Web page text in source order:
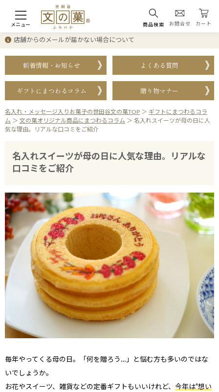
メニュー 商品検索 お問合せ カート
店舗からのメールが届かない場合について
新着情報・お知らせ よくある質問
ギフトにまつわるコラム 贈り物マナー
名入れ・メッセージ入りお菓子の世田谷文の菓TOP ＞ ギフトにまつわるコラ
ム ＞ 文の菓オリジナル商品にまつわるコラム ＞ 名入れスイーツが母の日に人
気な理由。リアルな口コミをご紹介
名入れスイーツが母の日に人気な理由。リアルな
口コミをご紹介
毎年やってくる母の日。「何を贈ろう…」と悩む方も多いのではな
いでしょうか。
お花やスイーツ、雑貨などの定番ギフトもいいけれど、 今年は“想い